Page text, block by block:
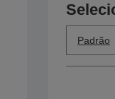
Padrão